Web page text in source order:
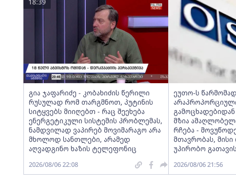
გია ჯაფარიძე - კობახიძის წერილი
რუსულად რომ თარგმნოთ, პუტინის
სიტყვებს მიიღებთ - რაც შეეხება
ენერგეტიკული სისტემის პრობლემას,
ნამდვილად ვაპირებ მოვიმარაგო არა
მხოლოდ სანთლები, არამედ
აღვადგინო ხაზის ტელეფონიც
2026/08/06 22:08
ეუთო-ს
მზია
რჩება -
მთავრობას,
უპირობო
2026/08/06 21:56